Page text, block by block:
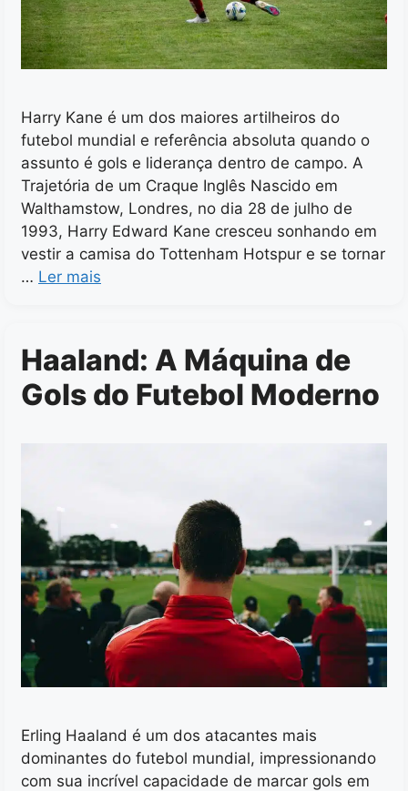
Harry Kane é um dos maiores artilheiros do
futebol mundial e referência absoluta quando o
assunto é gols e liderança dentro de campo. A
Trajetória de um Craque Inglês Nascido em
Walthamstow, Londres, no dia 28 de julho de
1993, Harry Edward Kane cresceu sonhando em
vestir a camisa do Tottenham Hotspur e se tornar
… Ler mais
Haaland: A Máquina de
Gols do Futebol Moderno
Erling Haaland é um dos atacantes mais
dominantes do futebol mundial, impressionando
com sua incrível capacidade de marcar gols em